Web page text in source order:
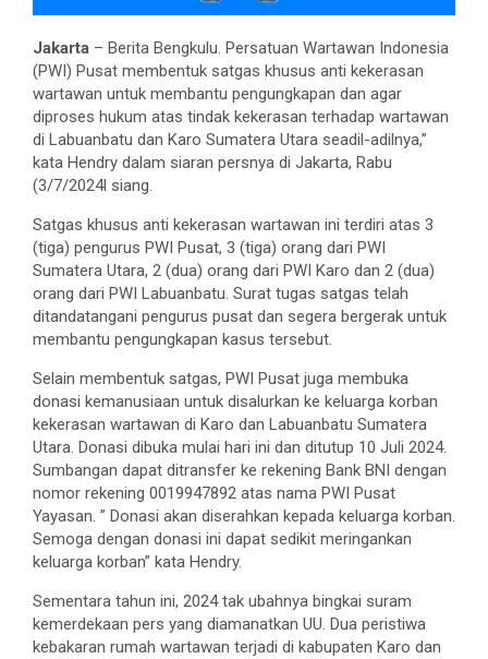
Jakarta – Berita Bengkulu. Persatuan Wartawan Indonesia
(PWI) Pusat membentuk satgas khusus anti kekerasan
wartawan untuk membantu pengungkapan dan agar
diproses hukum atas tindak kekerasan terhadap wartawan
di Labuanbatu dan Karo Sumatera Utara seadil-adilnya,”
kata Hendry dalam siaran persnya di Jakarta, Rabu
(3/7/2024l siang.
Satgas khusus anti kekerasan wartawan ini terdiri atas 3
(tiga) pengurus PWI Pusat, 3 (tiga) orang dari PWI
Sumatera Utara, 2 (dua) orang dari PWI Karo dan 2 (dua)
orang dari PWI Labuanbatu. Surat tugas satgas telah
ditandatangani pengurus pusat dan segera bergerak untuk
membantu pengungkapan kasus tersebut.
Selain membentuk satgas, PWI Pusat juga membuka
donasi kemanusiaan untuk disalurkan ke keluarga korban
kekerasan wartawan di Karo dan Labuanbatu Sumatera
Utara. Donasi dibuka mulai hari ini dan ditutup 10 Juli 2024.
Sumbangan dapat ditransfer ke rekening Bank BNI dengan
nomor rekening 0019947892 atas nama PWI Pusat
Yayasan. ” Donasi akan diserahkan kepada keluarga korban.
Semoga dengan donasi ini dapat sedikit meringankan
keluarga korban” kata Hendry.
Sementara tahun ini, 2024 tak ubahnya bingkai suram
kemerdekaan pers yang diamanatkan UU. Dua peristiwa
kebakaran rumah wartawan terjadi di kabupaten Karo dan